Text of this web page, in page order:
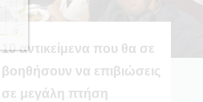
10 αντικείμενα που θα σε
βοηθήσουν να επιβιώσεις
σε μεγάλη πτήση